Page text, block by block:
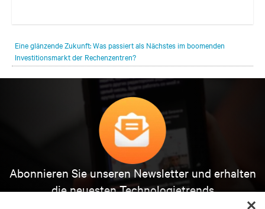
benachbarten Fjord betrieben wird, war die Umsetzung des besten
energieeffizienten Wärmemanagements notwendig, um weiterhin auf
Nachhaltigkeit zu setzen und gleichzeitig die vorhandene Kapazität
Eine glänzende Zukunft: Was passiert als Nächstes im boomenden
Investitionsmarkt der Rechenzentren?
Abonnieren Sie unseren Newsletter und erhalten
die neuesten Technologietrends